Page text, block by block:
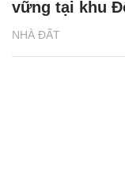
NHÀ ĐẤT
vững tại khu